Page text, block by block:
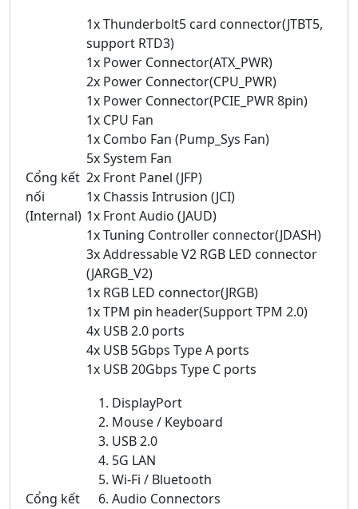
Cổng kết
nối
(Internal)
1x Thunderbolt5 card connector(JTBT5,
support RTD3)
1x Power Connector(ATX_PWR)
2x Power Connector(CPU_PWR)
1x Power Connector(PCIE_PWR 8pin)
1x CPU Fan
1x Combo Fan (Pump_Sys Fan)
5x System Fan
2x Front Panel (JFP)
1x Chassis Intrusion (JCI)
1x Front Audio (JAUD)
1x Tuning Controller connector(JDASH)
3x Addressable V2 RGB LED connector
(JARGB_V2)
1x RGB LED connector(JRGB)
1x TPM pin header(Support TPM 2.0)
4x USB 2.0 ports
4x USB 5Gbps Type A ports
1x USB 20Gbps Type C ports
Cổng kết
DisplayPort
Mouse / Keyboard
USB 2.0
5G LAN
Wi-Fi / Bluetooth
Audio Connectors